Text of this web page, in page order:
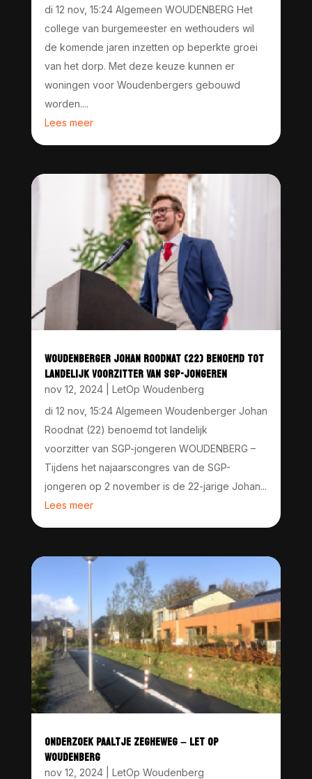
di 12 nov, 15:24 Algemeen WOUDENBERG Het
college van burgemeester en wethouders wil
de komende jaren inzetten op beperkte groei
van het dorp. Met deze keuze kunnen er
woningen voor Woudenbergers gebouwd
worden....
Lees meer
WOUDENBERGER JOHAN ROODNAT (22) BENOEMD TOT
LANDELIJK VOORZITTER VAN SGP-JONGEREN
nov 12, 2024| LetOp Woudenberg
di 12 nov, 15:24 Algemeen Woudenberger Johan
Roodnat (22) benoemd tot landelijk
voorzitter van SGP-jongeren WOUDENBERG –
Tijdens het najaarscongres van de SGP-
jongeren op 2 november is de 22-jarige Johan...
Lees meer
ONDERZOEK PAALTJE ZEGHEWEG – LET OP
WOUDENBERG
nov 12, 2024| LetOp Woudenberg